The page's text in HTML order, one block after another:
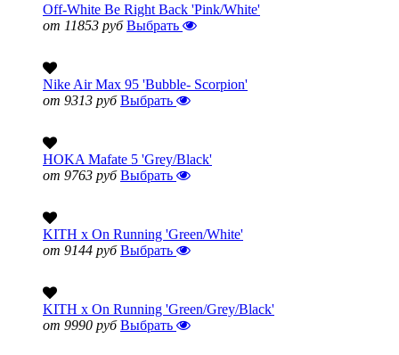
Off-White Be Right Back 'Pink/White'
от 11853 руб Выбрать
Nike Air Max 95 'Bubble- Scorpion'
от 9313 руб Выбрать
HOKA Mafate 5 'Grey/Black'
от 9763 руб Выбрать
KITH x On Running 'Green/White'
от 9144 руб Выбрать
KITH x On Running 'Green/Grey/Black'
от 9990 руб Выбрать